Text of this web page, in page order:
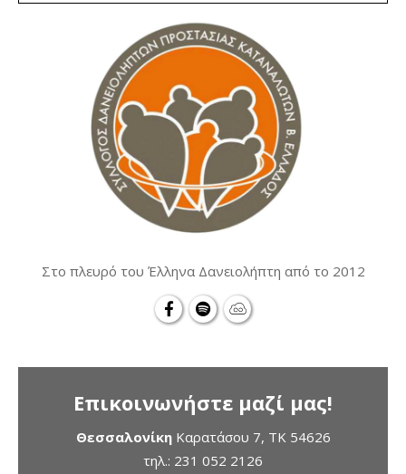
Στο πλευρό του Έλληνα Δανειολήπτη από το 2012
Επικοινωνήστε μαζί μας!
ΘεσσαλονίκηΚαρατάσου 7, TK 54626
τηλ.: 231 052 2126